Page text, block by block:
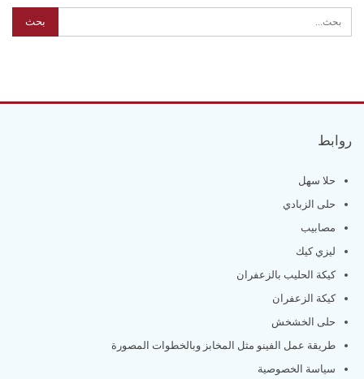
روابط
حلا سهل
حلى الزبادي
مصابيب
ليزي كيك
كيكة الحليب بالزعفران
كيكة الزعفران
حلى الخشخش
طريقة عمل الفينو مثل المخابز وبالخطوات المصورة
سياسة الخصوصية